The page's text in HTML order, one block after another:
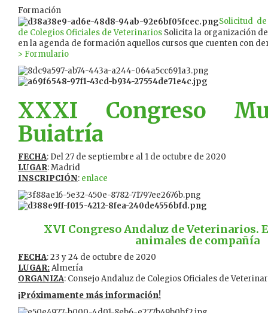
Formación
Solicitud
de Colegios Oficiales de Veterinarios Solicita la organización
en la agenda de formación aquellos cursos que cuenten con
> Formulario
XXXI Congreso
Buiatría
FECHA: Del 27 de septiembre al 1 de octubre de 2020
LUGAR: Madrid
INSCRIPCIÓN: enlace
XVI Congreso Andaluz de Veterinarios.
animales de compañía
FECHA: 23 y 24 de octubre de 2020
LUGAR:Almería
ORGANIZA: Consejo Andaluz de Colegios Oficiales de
¡Próximamente más información!